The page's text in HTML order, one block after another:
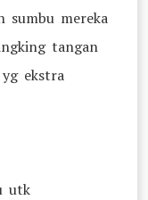
sumbu mereka
tangan
ekstra
utk